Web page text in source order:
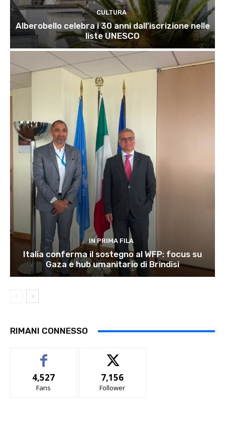
CULTURA
Alberobello celebra i 30 anni dall’iscrizione nelle
liste UNESCO
IN PRIMA FILA
Italia conferma il sostegno al WFP: focus su
Gaza e hub umanitario di Brindisi
RIMANI CONNESSO
4,527
Fans
7,156
Follower